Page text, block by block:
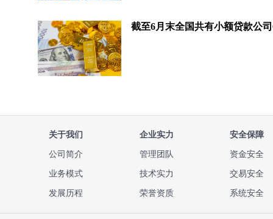
截至6月末全国共有小额贷款公司
关于我们
公司简介
业务模式
发展历程
企业实力
管理团队
技术实力
荣誉资质
安全保障
资金安全
交易安全
系统安全